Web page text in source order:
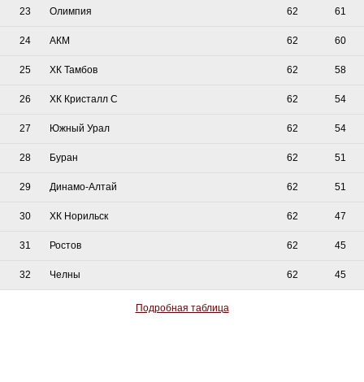
23 Олимпия 62 61
24 АКМ 62 60
25 ХК Тамбов 62 58
26 ХК Кристалл С 62 54
27 Южный Урал 62 54
28 Буран 62 51
29 Динамо-Алтай 62 51
30 ХК Норильск 62 47
31 Ростов 62 45
32 Челны 62 45
Подробная таблица